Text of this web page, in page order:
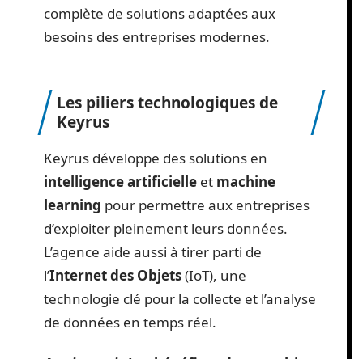
complète de solutions adaptées aux
besoins des entreprises modernes.
Les piliers technologiques de
Keyrus
Keyrus développe des solutions en
intelligence artificielle et machine
learning pour permettre aux entreprises
d’exploiter pleinement leurs données.
L’agence aide aussi à tirer parti de
l’Internet des Objets(IoT), une
technologie clé pour la collecte et l’analyse
de données en temps réel.